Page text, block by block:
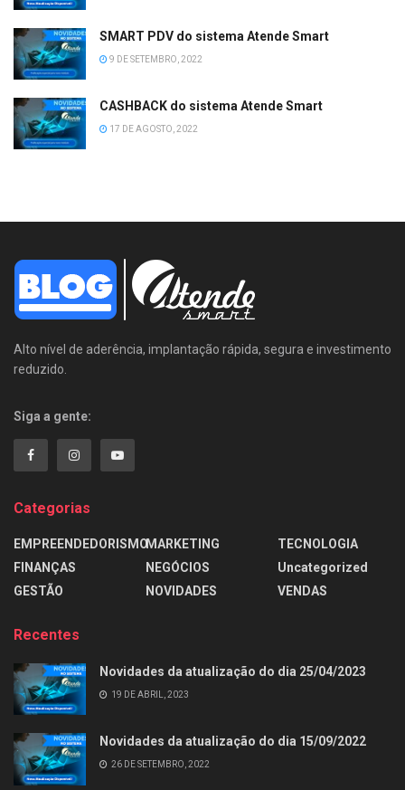
SMART PDV do sistema Atende Smart
9 DE SETEMBRO, 2022
CASHBACK do sistema Atende Smart
17 DE AGOSTO, 2022
Alto nível de aderência, implantação rápida, segura e investimento
reduzido.
Siga a gente:
Categorias
EMPREENDEDORISMO
FINANÇAS
GESTÃO
MARKETING
NEGÓCIOS
NOVIDADES
TECNOLOGIA
Uncategorized
VENDAS
Recentes
Novidades da atualização do dia 25/04/2023
19 DE ABRIL, 2023
Novidades da atualização do dia 15/09/2022
26 DE SETEMBRO, 2022